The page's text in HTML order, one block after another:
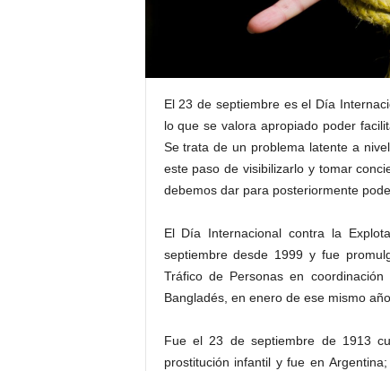
El 23 de septiembre es el Día
lo que se valora apropiado poder
Se trata de un problema latente a
este paso de visibilizarlo y tomar
debemos dar para posteriormente
El Día Internacional contra la
septiembre desde 1999 y fue
Tráfico de Personas en
Bangladés, en enero de ese mismo año.
Fue el 23 de septiembre de 1913
prostitución infantil y fue en